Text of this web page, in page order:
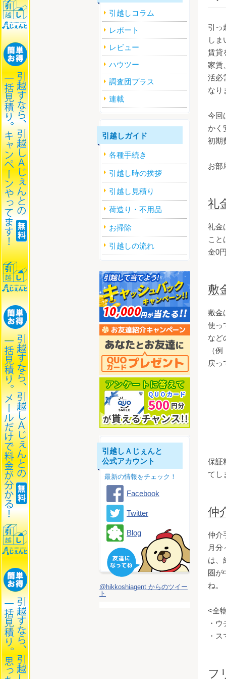
引っ
しま
賃貸
家賃
活必
なり
今回
かく
初期
お部
礼
礼金
こと
金0
敷
敷金
使っ
など
（
戻っ
保証
てし
仲
仲介
月
は、
圏が
ね。
<全
・
・
フ
引越しコラム
レポート
レビュー
ハウツー
調査団プラス
連載
引越しガイド
各種手続き
引越し時の挨拶
引越し見積り
荷造り・不用品
お掃除
引越しの流れ
引越しＡじぇんと
公式アカウント
最新の情報をチェック！
Facebook
Twitter
Blog
@hikkoshiagent からのツイー
ト